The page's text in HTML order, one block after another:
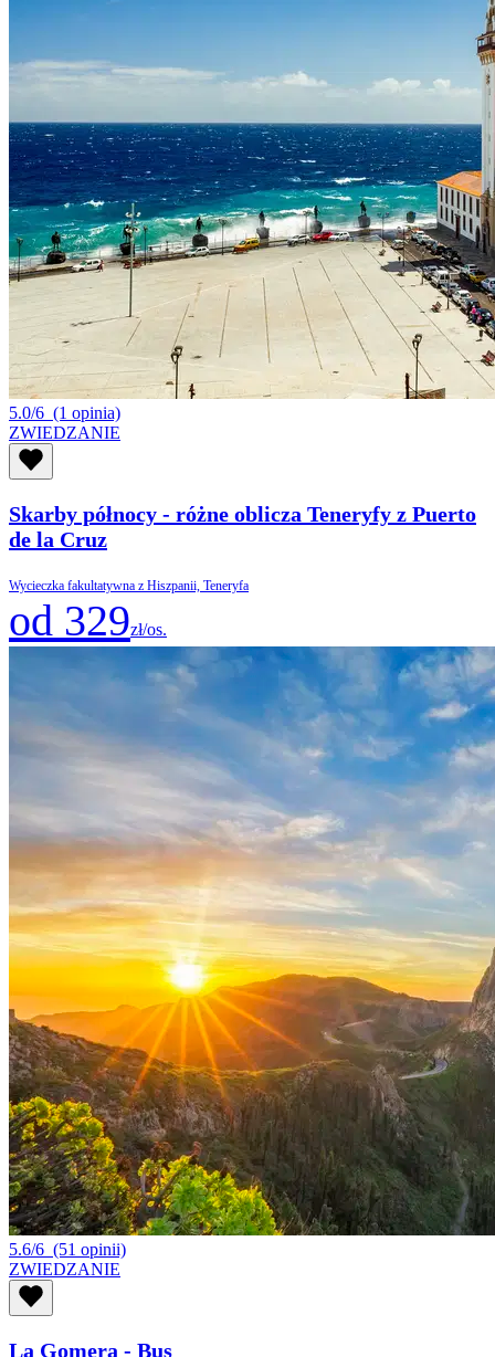
5.0/6 (1 opinia)
ZWIEDZANIE
Skarby północy - różne oblicza Teneryfy z Puerto
de la Cruz
Wycieczka fakultatywna z Hiszpanii, Teneryfa
od 329zł/os.
5.6/6 (51 opinii)
ZWIEDZANIE
La Gomera - Bus